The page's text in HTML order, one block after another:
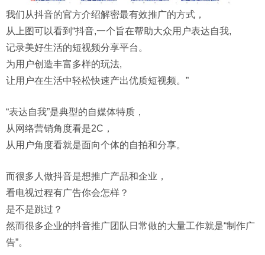
我们从抖音的官方介绍解密最有效推广的方式，
从上图可以看到“抖音,一个旨在帮助大众用户表达自我,
记录美好生活的短视频分享平台。
为用户创造丰富多样的玩法,
让用户在生活中轻松快速产出优质短视频。”
“表达自我”是典型的自媒体特质，
从网络营销角度看是2C，
从用户角度看就是面向个体的自拍和分享。
而很多人做抖音是想推广产品和企业，
看电视过程有广告你会怎样？
是不是跳过？
然而很多企业的抖音推广团队日常做的大量工作就是“制作广
告”。